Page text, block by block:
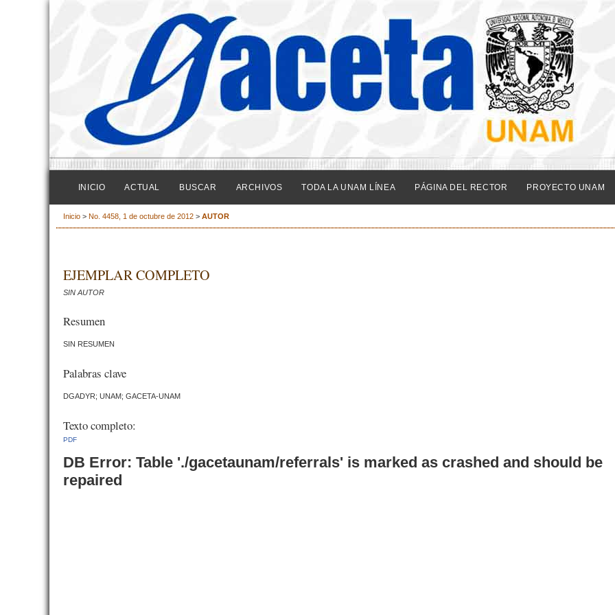
INICIO ACTUAL BUSCAR ARCHIVOS TODA LA UNAM LÍNEA PÁGINA DEL RECTOR PROYECTO UNAM
Inicio > No. 4458, 1 de octubre de 2012 > AUTOR
EJEMPLAR COMPLETO
SIN AUTOR
Resumen
SIN RESUMEN
Palabras clave
DGADYR; UNAM; GACETA-UNAM
Texto completo:
PDF
DB Error: Table './gacetaunam/referrals' is marked as crashed and should be
repaired